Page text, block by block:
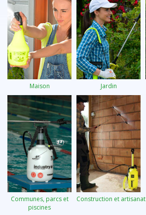
Maison Jardin
Communes, parcs et
piscines
Construction et artisanat